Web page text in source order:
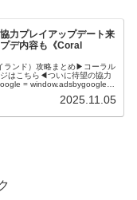
力プレイアップデート来
デ内容も《Coral
ランド）攻略まとめ▶コーラル
はこちら◀ついに待望の協力
= window.adsbygoogle ||
2025.11.05